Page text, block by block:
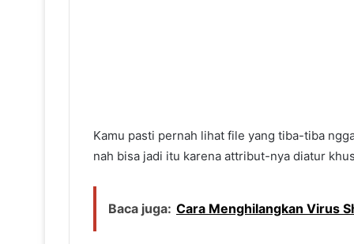
Kamu pasti pernah lihat file yang tiba-tiba
nah bisa jadi itu karena attribut-nya diatur
Baca juga: Cara Menghilangkan Virus